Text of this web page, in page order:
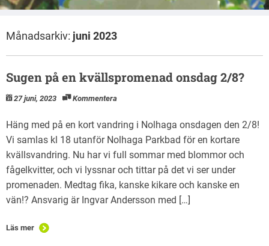
Om oss
Månadsarkiv: juni 2023
Sugen på en kvällspromenad onsdag 2/8?
27 juni, 2023 Kommentera
Häng med på en kort vandring i Nolhaga onsdagen den 2/8!
Vi samlas kl 18 utanför Nolhaga Parkbad för en kortare
kvällsvandring. Nu har vi full sommar med blommor och
fågelkvitter, och vi lyssnar och tittar på det vi ser under
promenaden. Medtag fika, kanske kikare och kanske en
vän!? Ansvarig är Ingvar Andersson med […]
Läs mer